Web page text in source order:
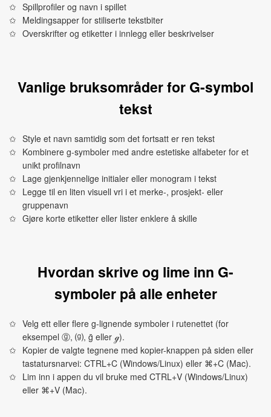
Spillprofiler og navn i spillet
Meldingsapper for stiliserte tekstbiter
Overskrifter og etiketter i innlegg eller beskrivelser
Vanlige bruksområder for G-symbol
tekst
Style et navn samtidig som det fortsatt er ren tekst
Kombinere g-symboler med andre estetiske alfabeter for et
unikt profilnavn
Lage gjenkjennelige initialer eller monogram i tekst
Legge til en liten visuell vri i et merke-, prosjekt- eller
gruppenavn
Gjøre korte etiketter eller lister enklere å skille
Hvordan skrive og lime inn G-
symboler på alle enheter
Velg ett eller flere g-lignende symboler i rutenettet (for
eksempel ⓖ, ⒢, ḡ eller ℊ).
Kopier de valgte tegnene med kopier-knappen på siden eller
tastatursnarvei: CTRL+C (Windows/Linux) eller ⌘+C (Mac).
Lim inn i appen du vil bruke med CTRL+V (Windows/Linux)
eller ⌘+V (Mac).